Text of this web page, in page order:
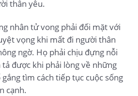
thân yêu.
nhân tử vong phải đối mặt với
vọng khi mất đi người thân
ngờ. Họ phải chịu đựng nỗi
được khi phải lòng về những
tìm cách tiếp tục cuộc sống
cạnh.